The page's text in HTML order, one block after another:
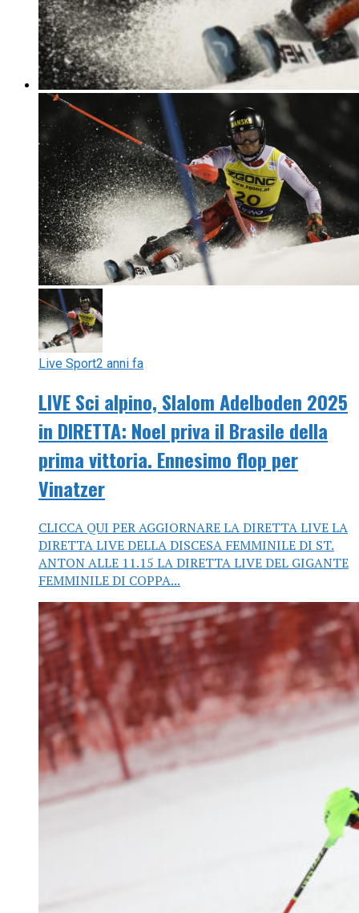
Live Sport2 anni fa
LIVE Sci alpino, Slalom Adelboden 2025
in DIRETTA: Noel priva il Brasile della
prima vittoria. Ennesimo flop per
Vinatzer
CLICCA QUI PER AGGIORNARE LA DIRETTA LIVE LA
DIRETTA LIVE DELLA DISCESA FEMMINILE DI ST.
ANTON ALLE 11.15 LA DIRETTA LIVE DEL GIGANTE
FEMMINILE DI COPPA...